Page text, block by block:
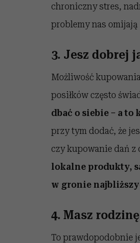
chroniczny stres,
problemy nas omijają
3. Jesz dobrej
Możliwość
posiłków często
dbać o siebie – a
przy tym dodać, że
czy kupowanie dań z
lokalne produkty,
w gronie
4. Masz
To prawdopodobnie